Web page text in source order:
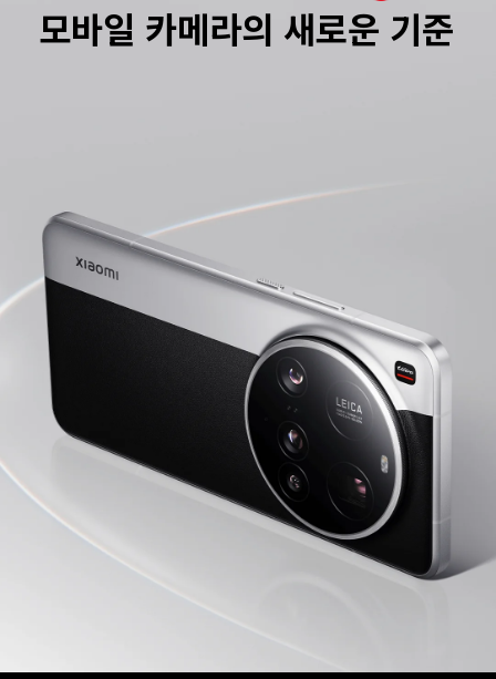
모바일 카메라의 새로운 기준